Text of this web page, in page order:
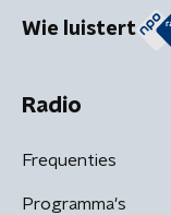
Wie luistert
Radio
Frequenties
Programma's